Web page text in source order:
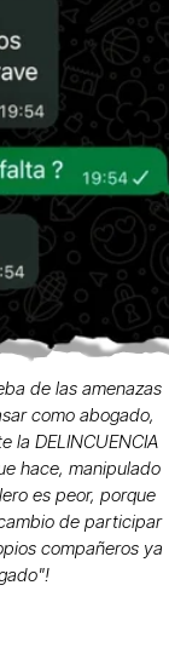
de las amenazas
como abogado,
la DELINCUENCIA
hace, manipulado
es peor, porque
de participar
compañeros ya